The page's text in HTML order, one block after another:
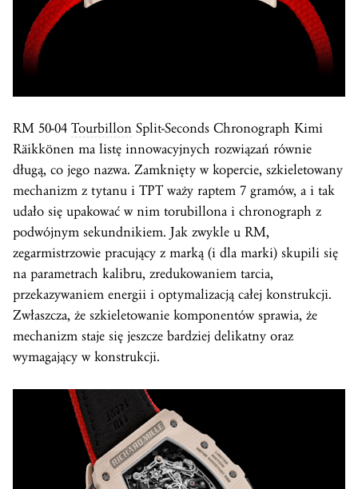
RM 50-04 Tourbillon Split-Seconds Chronograph Kimi
Räikkönen ma listę innowacyjnych rozwiązań równie
długą, co jego nazwa. Zamknięty w kopercie, szkieletowany
mechanizm z tytanu i TPT waży raptem 7 gramów, a i tak
udało się upakować w nim torubillona i chronograph z
podwójnym sekundnikiem. Jak zwykle u RM,
zegarmistrzowie pracujący z marką (i dla marki) skupili się
na parametrach kalibru, zredukowaniem tarcia,
przekazywaniem energii i optymalizacją całej konstrukcji.
Zwłaszcza, że szkieletowanie komponentów sprawia, że
mechanizm staje się jeszcze bardziej delikatny oraz
wymagający w konstrukcji.